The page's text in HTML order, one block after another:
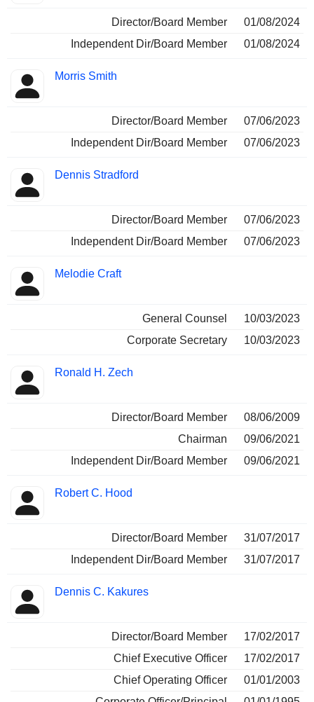
Director/Board Member
01/08/2024
Independent Dir/Board Member
01/08/2024
Morris Smith
Director/Board Member
07/06/2023
Independent Dir/Board Member
07/06/2023
Dennis Stradford
Director/Board Member
07/06/2023
Independent Dir/Board Member
07/06/2023
Melodie Craft
General Counsel
10/03/2023
Corporate Secretary
10/03/2023
Ronald H. Zech
Director/Board Member
08/06/2009
Chairman
09/06/2021
Independent Dir/Board Member
09/06/2021
Robert C. Hood
Director/Board Member
31/07/2017
Independent Dir/Board Member
31/07/2017
Dennis C. Kakures
Director/Board Member
17/02/2017
Chief Executive Officer
17/02/2017
Chief Operating Officer
01/01/2003